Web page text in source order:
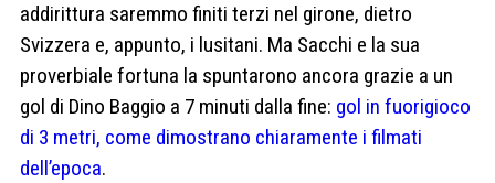
addirittura saremmo finiti terzi nel girone, dietro
Svizzera e, appunto, i lusitani. Ma Sacchi e la sua
proverbiale fortuna la spuntarono ancora grazie a un
gol di Dino Baggio a 7 minuti dalla fine: gol in fuorigioco
di 3 metri, come dimostrano chiaramente i filmati
dell’epoca.